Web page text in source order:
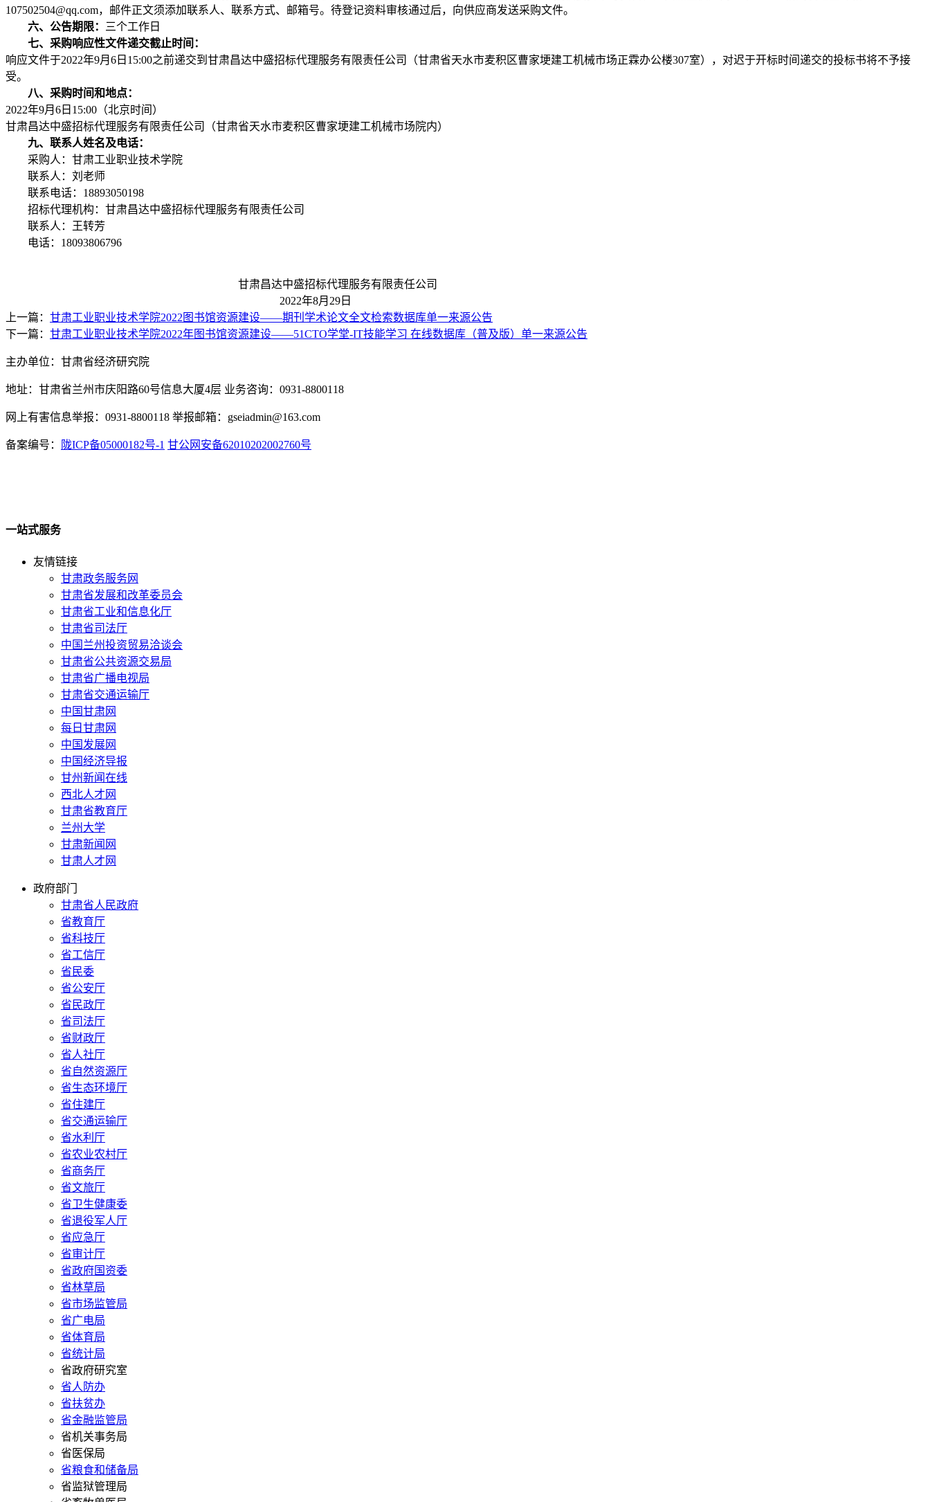
107502504@qq.com，邮件正文须添加联系人、联系方式、邮箱号。待登记资料审核通过后，向供应商发送采购文件。
六、公告期限：
三个工作日
七、采购响应性文件递交截止时间：
响应文件于2022年9月6日15:00之前递交到甘肃昌达中盛招标代理服务有限责任公司（甘肃省天水市麦积区曹家埂建工机械市场正霖办公楼307室），对迟于开标时间递交的投标书将不予接
受。
八、采购时间和地点：
2022年9月6日15:00（北京时间）
甘肃昌达中盛招标代理服务有限责任公司（甘肃省天水市麦积区曹家埂建工机械市场院内）
九、联系人姓名及电话：
采购人：甘肃工业职业技术学院
联系人：刘老师
联系电话：18893050198
招标代理机构：甘肃昌达中盛招标代理服务有限责任公司
联系人：王转芳
电话：18093806796
甘肃昌达中盛招标代理服务有限责任公司
2022年8月29日
上一篇： 甘肃工业职业技术学院2022图书馆资源建设——期刊学术论文全文检索数据库单一来源公告
下一篇： 甘肃工业职业技术学院2022年图书馆资源建设——51CTO学堂-IT技能学习 在线数据库（普及版）单一来源公告
主办单位：甘肃省经济研究院
地址：甘肃省兰州市庆阳路60号信息大厦4层 业务咨询：0931-8800118
网上有害信息举报：0931-8800118 举报邮箱：gseiadmin@163.com
备案编号： 陇ICP备05000182号-1 甘公网安备62010202002760号
一站式服务
友情链接
甘肃政务服务网
甘肃省发展和改革委员会
甘肃省工业和信息化厅
甘肃省司法厅
中国兰州投资贸易洽谈会
甘肃省公共资源交易局
甘肃省广播电视局
甘肃省交通运输厅
中国甘肃网
每日甘肃网
中国发展网
中国经济导报
甘州新闻在线
西北人才网
甘肃省教育厅
兰州大学
甘肃新闻网
甘肃人才网
政府部门
甘肃省人民政府
省教育厅
省科技厅
省工信厅
省民委
省公安厅
省民政厅
省司法厅
省财政厅
省人社厅
省自然资源厅
省生态环境厅
省住建厅
省交通运输厅
省水利厅
省农业农村厅
省商务厅
省文旅厅
省卫生健康委
省退役军人厅
省应急厅
省审计厅
省政府国资委
省林草局
省市场监管局
省广电局
省体育局
省统计局
省政府研究室
省人防办
省扶贫办
省金融监管局
省机关事务局
省医保局
省粮食和储备局
省监狱管理局